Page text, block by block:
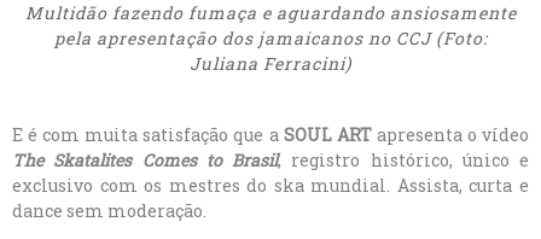
Multidão fazendo fumaça e aguardando ansiosamente
pela apresentação dos jamaicanos no CCJ (Foto:
Juliana Ferracini)
E é com muita satisfação que a SOUL ARTapresenta o vídeo
The Skatalites Comes to Brasil, registro histórico, único e
exclusivo com os mestres do ska mundial. Assista, curta e
dance sem moderação.